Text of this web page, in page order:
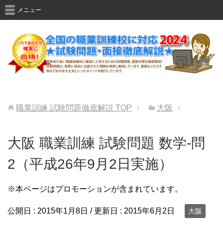
メニュー
職業訓練 試験問題徹底解説 TOP 大阪
大阪 職業訓練 試験問題 数学-問
2（平成26年9月2日実施）
※本ページはプロモーションが含まれています。
公開日 : 2015年1月8日 / 更新日 : 2015年6月2日 大阪